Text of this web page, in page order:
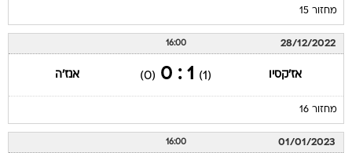
מחזור 15
28/12/2022
16:00
אז'קסיו (1)
1 : 0
(0) אנז'ה
מחזור 16
01/01/2023
16:00